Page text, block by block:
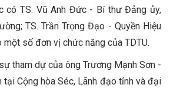
có TS. Vũ Anh Đức - Bí thư Đảng ủy,
TS. Trần Trọng Đạo - Quyền Hiệu
số đơn vị chức năng của TDTU.
tham dự của ông Trương Mạnh Sơn -
Cộng hòa Séc, Lãnh đạo tỉnh và đại